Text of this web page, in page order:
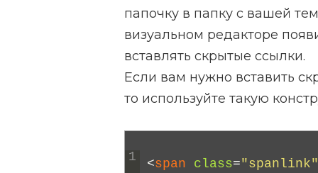
папочку в папку с вашей
визуальном редакторе
вставлять скрытые ссылки.
Если вам нужно вставить
то используйте такую
1 <span class="spanlink"